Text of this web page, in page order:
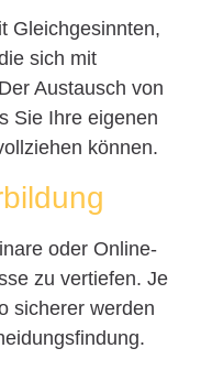
Gleichgesinnten,
sich mit
Austausch von
Sie Ihre eigenen
können.
oder Online-
zu vertiefen. Je
sicherer werden